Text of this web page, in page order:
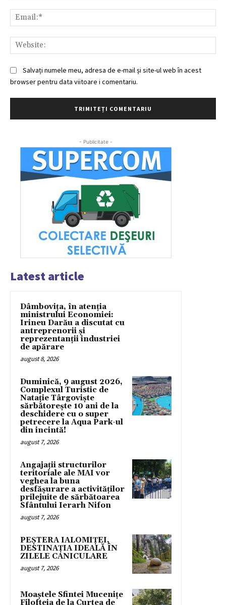
Salvați numele meu, adresa de e-mail și site-ul web în acest
browser pentru data viitoare i comentariu.
- Publicitate -
Latest article
Dâmbovița, în atenția
ministrului Economiei:
Irineu Darău a discutat cu
antreprenorii și
reprezentanții industriei
de apărare
august 8, 2026
Duminică, 9 august 2026,
Complexul Turistic de
Natație Târgoviște
sărbătorește 10 ani de la
deschidere cu o super
petrecere la Aqua Park-ul
din incintă!
august 7, 2026
Angajații structurilor
teritoriale ale MAI vor
veghea la buna
desfășurare a activităților
prilejuite de sărbătoarea
Sfântului Ierarh Nifon
august 7, 2026
PEȘTERA IALOMIȚEI,
DESTINAȚIA IDEALĂ ÎN
ZILELE CANICULARE
august 7, 2026
Moaștele Sfintei Mucenițe
Filofteia de la Curtea de